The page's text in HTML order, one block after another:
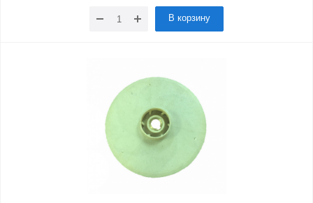
В корзину